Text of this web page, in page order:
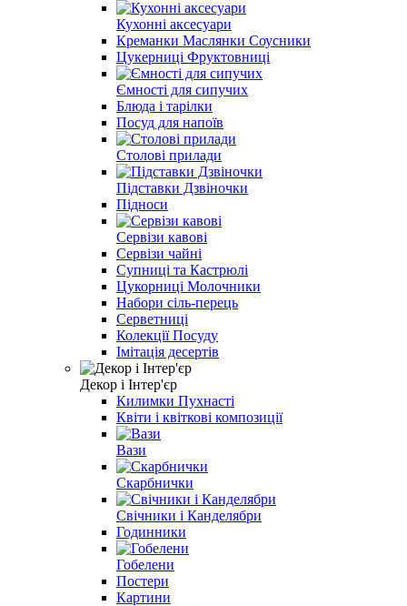
Кухонні аксесуари
Креманки Маслянки Соусники
Цукерниці Фруктовниці
Ємності для сипучих
Блюда і тарілки
Посуд для напоїв
Столові прилади
Підставки Дзвіночки
Підноси
Сервізи кавові
Сервізи чайні
Супниці та Кастрюлі
Цукорниці Молочники
Набори сіль-перець
Серветниці
Колекції Посуду
Iмітація десертів
Декор і Інтер'єр
Килимки Пухнасті
Квіти і квіткові композиції
Вази
Скарбнички
Свічники і Канделябри
Годинники
Гобелени
Постери
Картини